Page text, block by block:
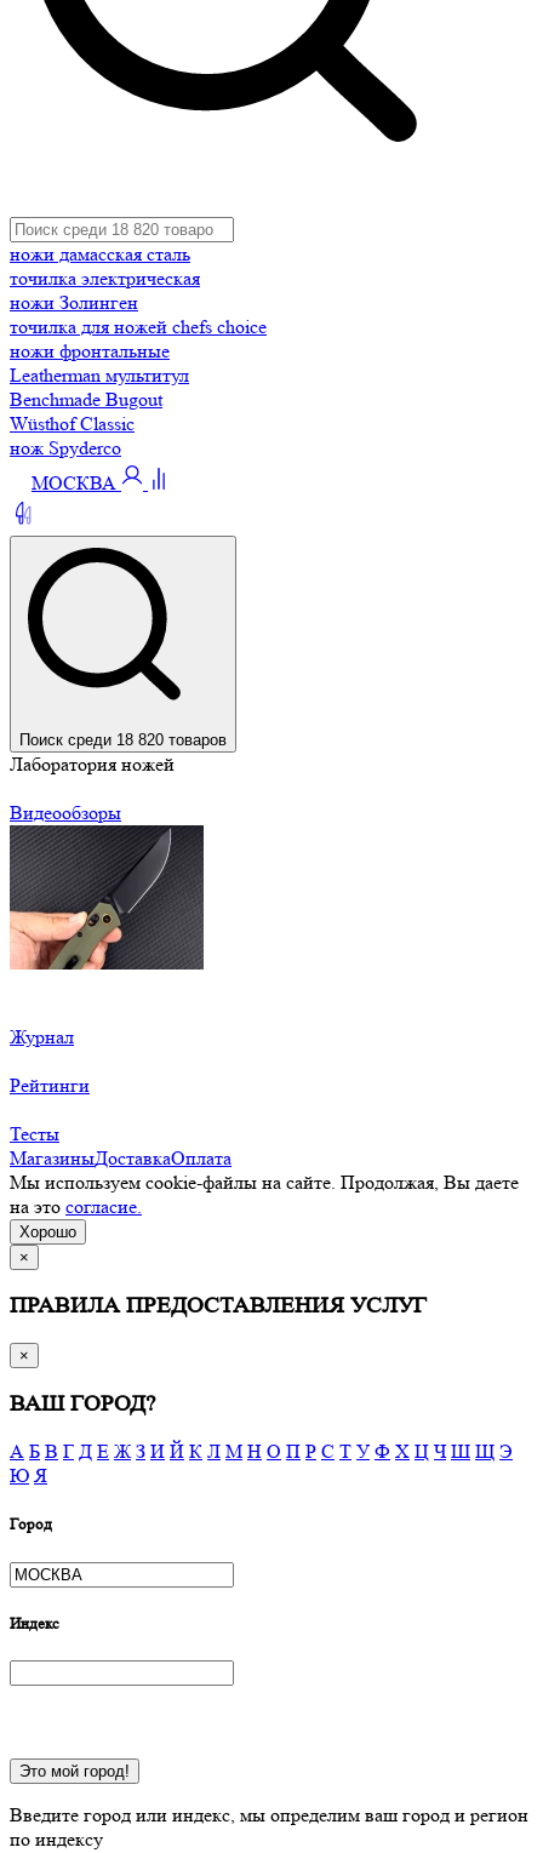
ножи дамасская сталь
точилка электрическая
ножи Золинген
точилка для ножей chefs choice
ножи фронтальные
Leatherman мультитул
Benchmade Bugout
Wüsthof Classic
нож Spyderco
МОСКВА
Поиск среди 18 820 товаров
Лаборатория ножей
Видеообзоры
Журнал
Рейтинги
Тесты
МагазиныДоставкаОплата
Мы используем cookie-файлы на сайте. Продолжая, Вы даете
на это согласие.
Хорошо
×
ПРАВИЛА ПРЕДОСТАВЛЕНИЯ УСЛУГ
×
ВАШ ГОРОД?
А Б В Г Д Е Ж З И Й К Л М Н О П Р С Т У Ф Х Ц Ч Ш Щ Э
Ю Я
Город
Индекс
Это мой город!
Введите город или индекс, мы определим ваш город и регион
по индексу